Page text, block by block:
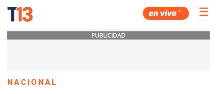
☰
PUBLICIDAD
NACIONAL